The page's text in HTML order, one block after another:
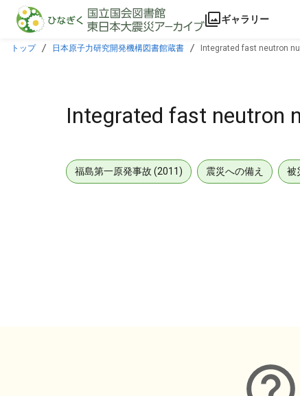
本文に飛ぶ
ギャラリー
トップ 日本原子力研究開発機構図書館蔵書 Integrated fast neutron
Integrated fast neutron
福島第一原発事故 (2011) 震災への備え 被